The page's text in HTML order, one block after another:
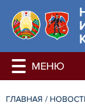
ГЛАВНАЯ /